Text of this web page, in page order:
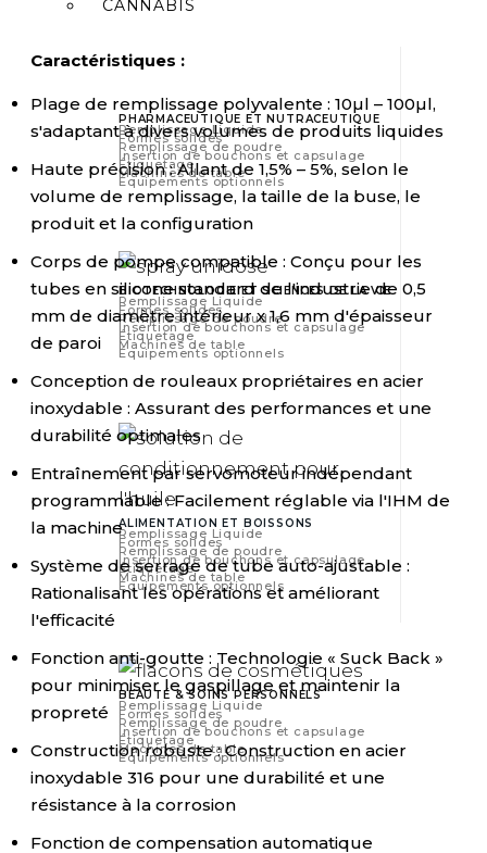
CANNABIS
PHARMACEUTIQUE ET NUTRACEUTIQUE
Remplissage Liquide
Formes solides
Remplissage de poudre
Insertion de bouchons et capsulage
Étiquetage
Machines de table
Équipements optionnels
BIOTECHNOLOGIE ET SCIENCES DE LA VIE
Remplissage Liquide
Formes solides
Remplissage de poudre
Insertion de bouchons et capsulage
Étiquetage
Machines de table
Équipements optionnels
ALIMENTATION ET BOISSONS
Remplissage Liquide
Formes solides
Remplissage de poudre
Insertion de bouchons et capsulage
Étiquetage
Machines de table
Équipements optionnels
BEAUTÉ & SOINS PERSONNELS
Remplissage Liquide
Formes solides
Remplissage de poudre
Insertion de bouchons et capsulage
Étiquetage
Machines de table
Équipements optionnels
Caractéristiques :
Plage de remplissage polyvalente : 10µl – 100µl,
s'adaptant à divers volumes de produits liquides
Haute précision : Allant de 1,5% – 5%, selon le
volume de remplissage, la taille de la buse, le
produit et la configuration
Corps de pompe compatible : Conçu pour les
tubes en silicone standard de l'industrie de 0,5
mm de diamètre intérieur x 1,6 mm d'épaisseur
de paroi
Conception de rouleaux propriétaires en acier
inoxydable : Assurant des performances et une
durabilité optimales
Entraînement par servomoteur indépendant
programmable : Facilement réglable via l'IHM de
la machine
Système de serrage de tube auto-ajustable :
Rationalisant les opérations et améliorant
l'efficacité
Fonction anti-goutte : Technologie « Suck Back »
pour minimiser le gaspillage et maintenir la
propreté
Construction robuste : Construction en acier
inoxydable 316 pour une durabilité et une
résistance à la corrosion
Fonction de compensation automatique